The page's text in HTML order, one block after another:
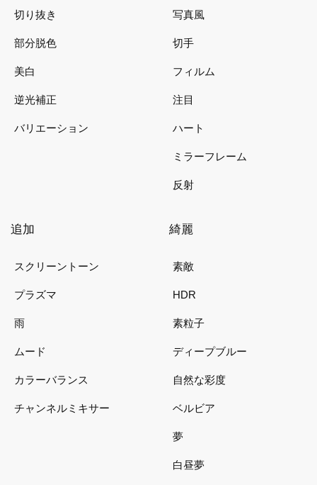
切り抜き
部分脱色
美白
逆光補正
バリエーション
写真風
切手
フィルム
注目
ハート
ミラーフレーム
反射
追加
スクリーントーン
プラズマ
雨
ムード
カラーバランス
チャンネルミキサー
綺麗
素敵
HDR
素粒子
ディープブルー
自然な彩度
ベルビア
夢
白昼夢